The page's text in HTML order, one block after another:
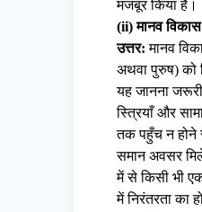
मजबूर किया है।
(ii) मानव
उत्तर: मानव
अथवा पुरुष) को
यह जानना
स्त्रियाँ और
तक पहुँच न होने
समान अवसर
में से किसी भी
में निरंतरता का